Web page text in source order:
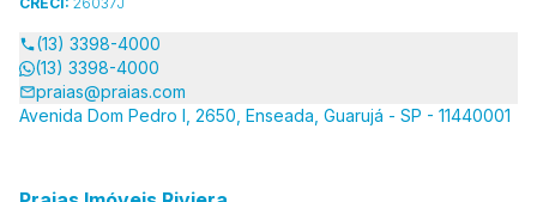
(13) 3398-4000
(13) 3398-4000
praias@praias.com
Avenida Dom Pedro I, 2650, Enseada, Guarujá - SP - 11440001